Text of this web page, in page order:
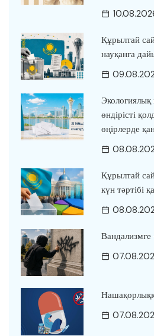
Құрылтай
науқанға
өндірісті
өңірлерде
Құрылтай
күн тәртібі